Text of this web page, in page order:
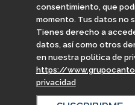
consentimiento, que
momento. Tus datos no
Tienes derecho a
datos, así como otros
en nuestra política de
https://
privacidad